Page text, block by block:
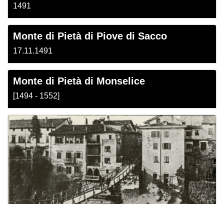
1491
Monte di Pietà di Piove di Sacco
17.11.1491
Monte di Pietà di Monselice
[1494 - 1552]